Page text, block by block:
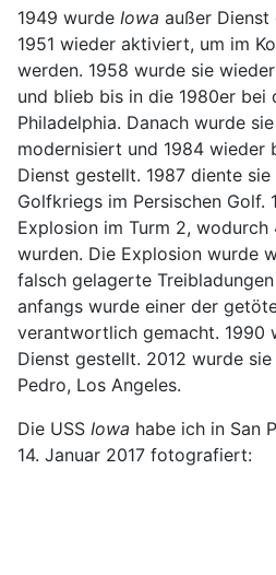
1949 wurde Iowa außer
1951 wieder aktiviert, um im
werden. 1958 wurde sie
und blieb bis in die 1980er bei
Philadelphia. Danach wurde
modernisiert und 1984
Dienst gestellt. 1987 diente
Golfkriegs im Persischen Golf.
Explosion im Turm 2,
wurden. Die Explosion wurde
falsch gelagerte
anfangs wurde einer der
verantwortlich gemacht. 1990
Dienst gestellt. 2012 wurde
Pedro, Los Angeles.
Die USS Iowa habe ich in San
14. Januar 2017 fotografiert: